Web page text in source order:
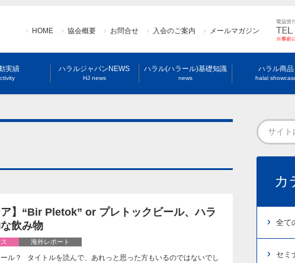
HOME 協会概要 お問合せ 入会のご案内 メールマガジン
実績 ハラルジャパンNEWS
HJ news
ハラル(ハラール)基礎知識
news
ハラル商品
halal
ア】“Bir Pletok” or プレトックビール、ハラ
飲み物
海外レポート
ル？ タイトルを読んで、あれっと思った方もいるのではないでし
カ
全て
セミ